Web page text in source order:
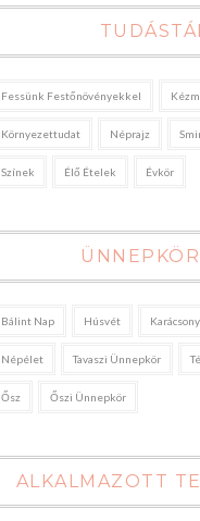
Fessünk Festőnövényekkel
Környezettudat Néprajz
Színek Élő Ételek Évkör
Bálint Nap Húsvét Karácsony
Népélet Tavaszi Ünnepkör
Ősz Őszi Ünnepkör
ALKALMAZOTT